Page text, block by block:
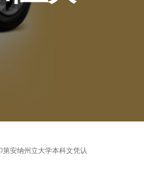
安纳州立大学本科文凭认